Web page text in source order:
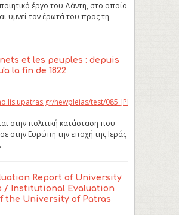
έργο του Δάντη, στο οποίο
υμνεί τον έρωτά του προς τη
et les peuples : depuis
la fin de 1822
στην πολιτική κατάσταση που
στην Ευρώπη την εποχή της Ιεράς
Report of University
/ Institutional Evaluation
the University of Patras